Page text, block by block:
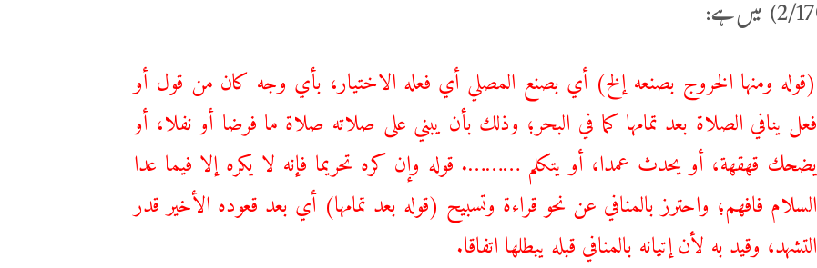
(قوله ‌ومنها ‌الخروج بصنعه إلخ) أي بصنع المصلي أي فعله الاختيار، بأي وجه كان من قول أو
فعل ينافي الصلاة بعد تمامها كما في البحر؛ وذلك بأن يبني على صلاته صلاة ما فرضا أو نفلا، أو
يضحك قهقهة، أو يحدث عمدا، أو يتكلم ………. قوله وإن كره تحريما فإنه لا يكره إلا فيما عدا
السلام فافهم؛ واحترز بالمنافي عن نحو قراءة وتسبيح (قوله بعد تمامها) أي بعد قعوده الأخير قدر
التشهد، وقيد به لأن إتيانه بالمنافي قبله يبطلها اتفاقا.